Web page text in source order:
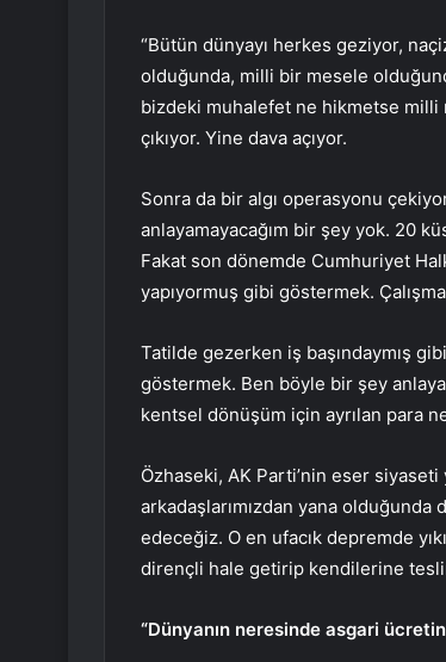
“Bütün dünyayı herkes geziyor,
olduğunda, milli bir mesele
bizdeki muhalefet ne hikmetse milli
çıkıyor. Yine dava açıyor.
Sonra da bir algı operasyonu
anlayamayacağım bir şey yok. 20
Fakat son dönemde Cumhuriyet
yapıyormuş gibi göstermek.
Tatilde gezerken iş başındaymış
göstermek. Ben böyle bir şey
kentsel dönüşüm için ayrılan para
Özhaseki, AK Parti’nin eser siyaseti
arkadaşlarımızdan yana
edeceğiz. O en ufacık depremde
dirençli hale getirip kendilerine
“Dünyanın neresinde asgari